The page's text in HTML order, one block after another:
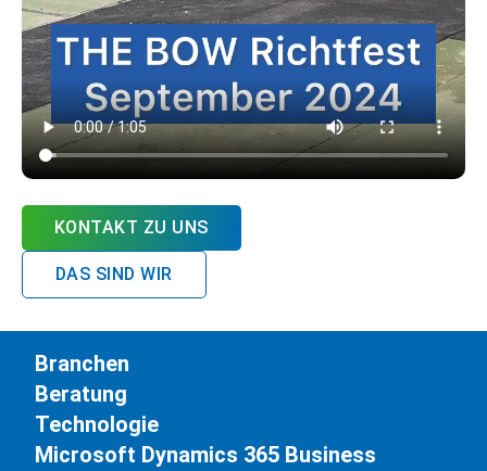
KONTAKT ZU UNS
DAS SIND WIR
Branchen
Beratung
Technologie
Microsoft Dynamics 365 Business